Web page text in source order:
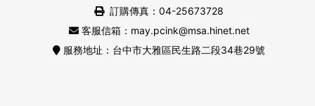
訂購傳真：04-25673728
客服信箱：may.pcink@msa.hinet.net
服務地址：台中市大雅區民生路二段34巷29號